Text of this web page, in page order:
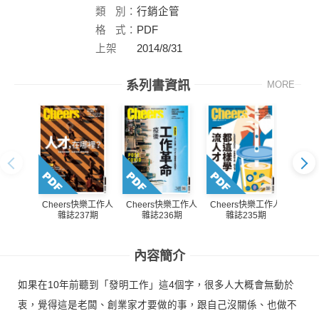
社：
類
別： 行銷企管
格
式： PDF
上架
2014/8/31
系列書資訊 MORE
Cheers快樂工作人
雜誌237期
Cheers快樂工作人
雜誌236期
Cheers快樂工作人
雜誌235期
內容簡介
如果在10年前聽到「發明工作」這4個字，很多人大概會無動於
衷，覺得這是老闆、創業家才要做的事，跟自己沒關係、也做不